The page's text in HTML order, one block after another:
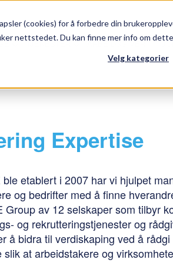
(cookies) for å forbedre din
nettstedet. Du kan finne mer info om
Velg kategorier
TJENESTER ARBEIDSGIVER
Expertise
ble etablert i 2007 har vi hjulpet
og bedrifter med å finne
Group av 12 selskaper som tilbyr
og rekrutteringstjenester og
å bidra til verdiskaping ved å rådgi
slik at arbeidstakere og